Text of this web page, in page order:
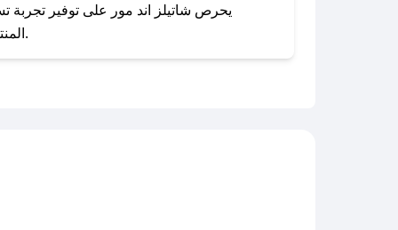
المنتجات بحالتها الأصلية وغير مستخدمة. يمكنك تقديم طلب الإرجاع بسهولة عبر موقعنا الإلكتروني أو من خلال خدمة العملاء.